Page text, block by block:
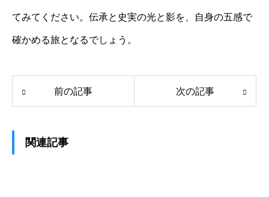
てみてください。伝承と史実の光と影を、自身の五感で
確かめる旅となるでしょう。
前の記事 次の記事
関連記事